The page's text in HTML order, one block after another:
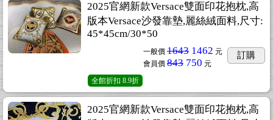
2025官網新款Versace雙面印花抱枕,高
版本Versace沙發靠墊,麗絲絨面料,尺寸:
45*45cm/30*50
一般價 1643 1462 元
會員價 843 750 元
訂購
全館折扣 8.9折
2025官網新款Versace雙面印花抱枕,高